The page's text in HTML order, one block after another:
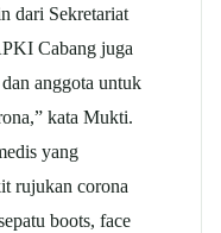
dari Sekretariat
Cabang juga
anggota untuk
kata Mukti.
yang
rujukan corona
boots, face